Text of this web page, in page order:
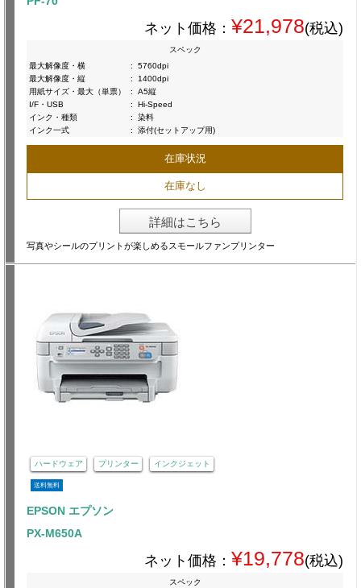
ネット価格： ¥21,978(税込)
スペック
最大解像度・横
:
5760dpi
最大解像度・縦
:
1400dpi
用紙サイズ・最大（単票）
:
A5縦
I/F・USB
:
Hi-Speed
インク・種類
:
染料
インク一式
: 添付(セットアップ用)
在庫状況
在庫なし
詳細はこちら
写真やシールのプリントが楽しめるスモールファンプリンター
ハードウェア プリンター インクジェット
送料無料
EPSON エプソン
PX-M650A
ネット価格： ¥19,778(税込)
スペック